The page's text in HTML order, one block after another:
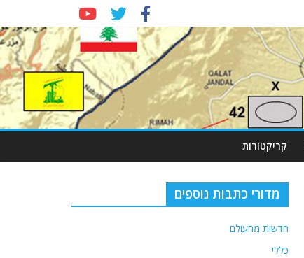
קריקטורות
מדורי כתבות נוספים
חדשות מהעולם
כללי